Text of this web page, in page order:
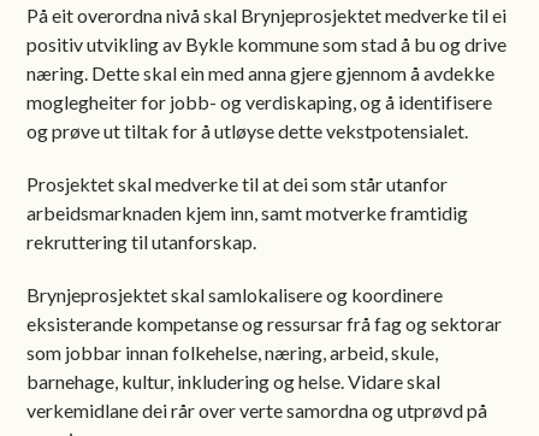
På eit overordna nivå skal Brynjeprosjektet medverke til ei
positiv utvikling av Bykle kommune som stad å bu og drive
næring. Dette skal ein med anna gjere gjennom å avdekke
moglegheiter for jobb- og verdiskaping, og å identifisere
og prøve ut tiltak for å utløyse dette vekstpotensialet.
Prosjektet skal medverke til at dei som står utanfor
arbeidsmarknaden kjem inn, samt motverke framtidig
rekruttering til utanforskap.
Brynjeprosjektet skal samlokalisere og koordinere
eksisterande kompetanse og ressursar frå fag og sektorar
som jobbar innan folkehelse, næring, arbeid, skule,
barnehage, kultur, inkludering og helse. Vidare skal
verkemidlane dei rår over verte samordna og utprøvd på